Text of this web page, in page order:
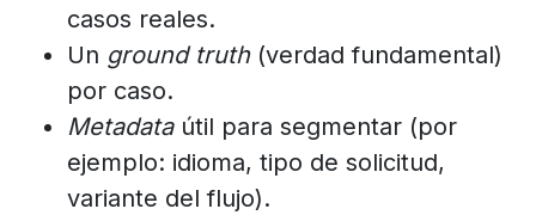
casos reales.
Un ground truth(verdad fundamental)
por caso.
Metadataútil para segmentar (por
ejemplo: idioma, tipo de solicitud,
variante del flujo).